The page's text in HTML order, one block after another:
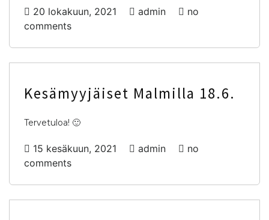
20 lokakuun, 2021 admin
no
comments
Kesämyyjäiset Malmilla 18.6.
Tervetuloa! 🙂
15 kesäkuun, 2021 admin
no
comments